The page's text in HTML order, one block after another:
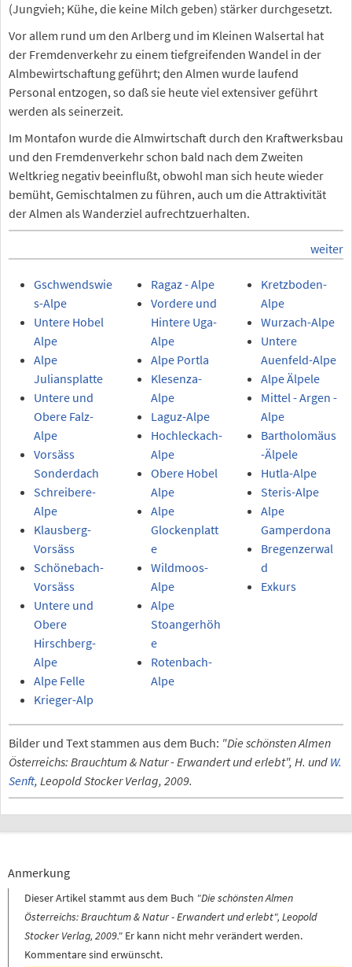
(Jungvieh; Kühe, die keine Milch geben) stärker durchgesetzt.
Vor allem rund um den Arlberg und im Kleinen Walsertal hat
der Fremdenverkehr zu einem tiefgreifenden Wandel in der
Almbewirtschaftung geführt; den Almen wurde laufend
Personal entzogen, so daß sie heute viel extensiver geführt
werden als seinerzeit.
Im Montafon wurde die Almwirtschaft durch den Kraftwerksbau
und den Fremdenverkehr schon bald nach dem Zweiten
Weltkrieg negativ beeinflußt, obwohl man sich heute wieder
bemüht, Gemischtalmen zu führen, auch um die Attraktivität
der Almen als Wanderziel aufrechtzuerhalten.
weiter
Gschwendswie
s-Alpe
Untere Hobel
Alpe
Alpe
Juliansplatte
Untere und
Obere Falz-
Alpe
Vorsäss
Sonderdach
Schreibere-
Alpe
Klausberg-
Vorsäss
Schönebach-
Vorsäss
Untere und
Obere
Hirschberg-
Alpe
Alpe Felle
Krieger-Alp
Ragaz - Alpe
Vordere und
Hintere Uga-
Alpe
Alpe Portla
Klesenza-
Alpe
Laguz-Alpe
Hochleckach-
Alpe
Obere Hobel
Alpe
Alpe
Glockenplatt
e
Wildmoos-
Alpe
Alpe
Stoangerhöh
e
Rotenbach-
Alpe
Kretzboden-
Alpe
Wurzach-Alpe
Untere
Auenfeld-Alpe
Alpe Älpele
Mittel - Argen -
Alpe
Bartholomäus
-Älpele
Hutla-Alpe
Steris-Alpe
Alpe
Gamperdona
Bregenzerwal
d
Exkurs
Bilder und Text stammen aus dem Buch: "Die schönsten Almen
Österreichs: Brauchtum & Natur - Erwandert und erlebt", H. und W.
Senft, Leopold Stocker Verlag, 2009.
Anmerkung
Dieser Artikel stammt aus dem Buch "Die schönsten Almen
Österreichs: Brauchtum & Natur - Erwandert und erlebt", Leopold
Stocker Verlag, 2009." Er kann nicht mehr verändert werden.
Kommentare sind erwünscht.